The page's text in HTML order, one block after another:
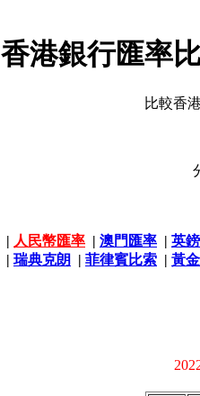
香港銀行匯率
比較香
| 人民幣匯率 | 澳門匯率 | 英
| 瑞典克朗 | 菲律賓比索 | 黃